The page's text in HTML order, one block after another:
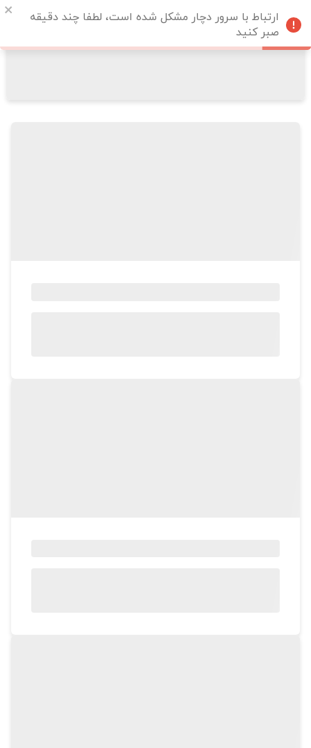
ارتباط با سرور دچار مشکل شده است، لطفا چند دقیقه
صبر کنید